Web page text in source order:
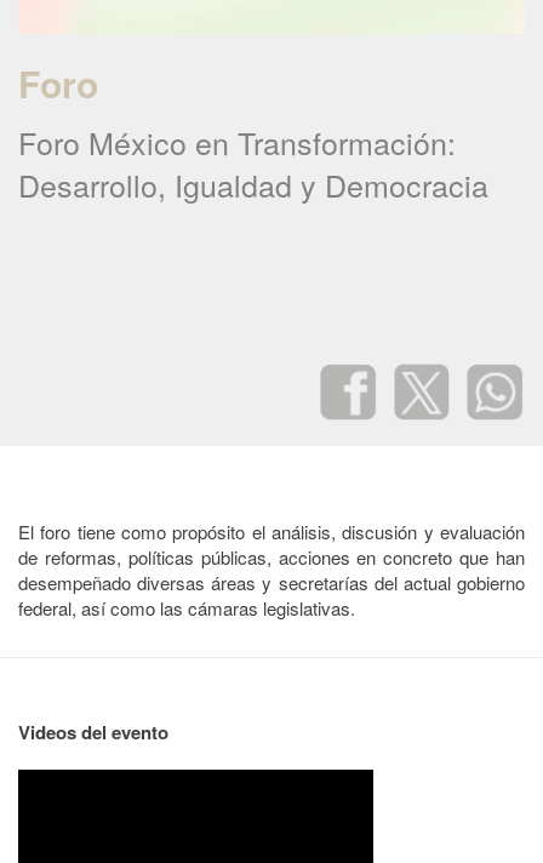
Foro
Foro México en Transformación:
Desarrollo, Igualdad y Democracia
El foro tiene como propósito el análisis, discusión y evaluación
de reformas, políticas públicas, acciones en concreto que han
desempeñado diversas áreas y secretarías del actual gobierno
federal, así como las cámaras legislativas.
Videos del evento